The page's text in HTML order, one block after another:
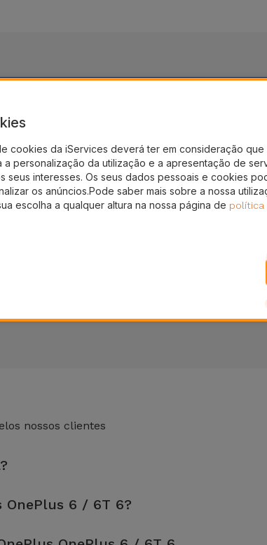
nossos clientes
OnePlus 6 / 6T 6?
cookies da iServices deverá ter em consideração que
a personalização da utilização e a apresentação de
seus interesses. Os seus dados pessoais e cookies
os anúncios.Pode saber mais sobre a nossa
escolha a qualquer altura na nossa página de política